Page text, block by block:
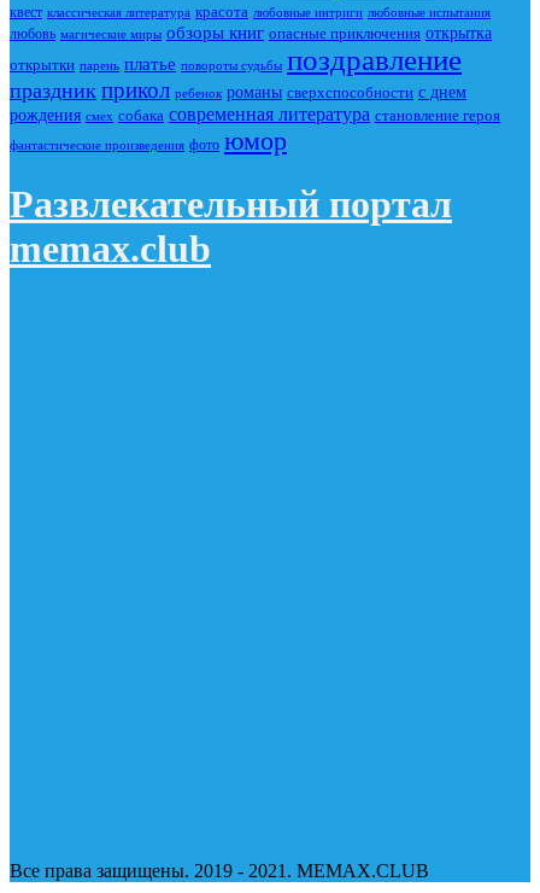
квест классическая литература красота любовные интриги любовные испытания
любовь магические миры обзоры книг опасные приключения открытка
открытки парень платье повороты судьбы поздравление
праздник прикол ребенок романы сверхспособности с днем
рождения смех собака современная литература становление героя
фантастические произведения фото юмор
Развлекательный портал
memax.club
Все права защищены. 2019 - 2021. MEMAX.CLUB